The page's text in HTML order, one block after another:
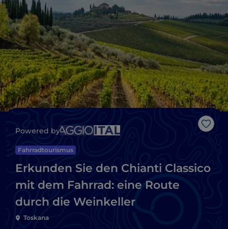
Like
Powered by
Fahrradtourismus
Erkunden Sie den Chianti Classico
mit dem Fahrrad: eine Route
durch die Weinkeller
Toskana